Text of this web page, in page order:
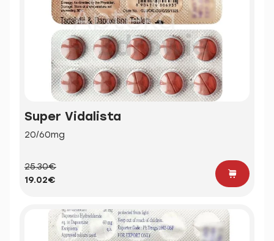
Super Vidalista
20/60mg
25.30€
19.02€